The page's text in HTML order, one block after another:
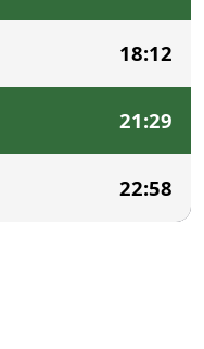
18:12
21:29
22:58